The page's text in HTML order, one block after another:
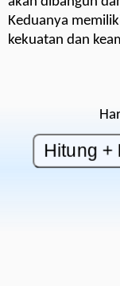
Keduanya
kekuatan dan